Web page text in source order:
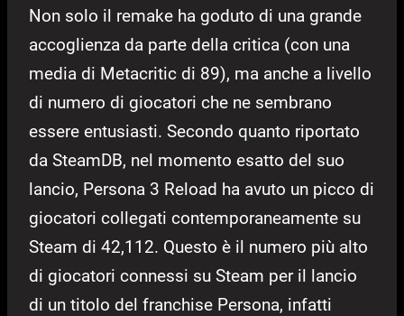
Non solo il remake ha goduto di una grande
accoglienza da parte della critica (con una
media di Metacritic di 89), ma anche a livello
di numero di giocatori che ne sembrano
essere entusiasti. Secondo quanto riportato
da SteamDB, nel momento esatto del suo
lancio, Persona 3 Reload ha avuto un picco di
giocatori collegati contemporaneamente su
Steam di 42,112. Questo è il numero più alto
di giocatori connessi su Steam per il lancio
di un titolo del franchise Persona, infatti